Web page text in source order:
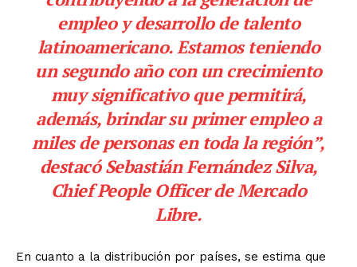
empleo y desarrollo de talento
latinoamericano. Estamos teniendo
un segundo año con un crecimiento
muy significativo que permitirá,
además, brindar su primer empleo a
miles de personas en toda la región”,
destacó Sebastián Fernández Silva,
Chief People Officer de Mercado
Libre.
En cuanto a la distribución por países, se estima que